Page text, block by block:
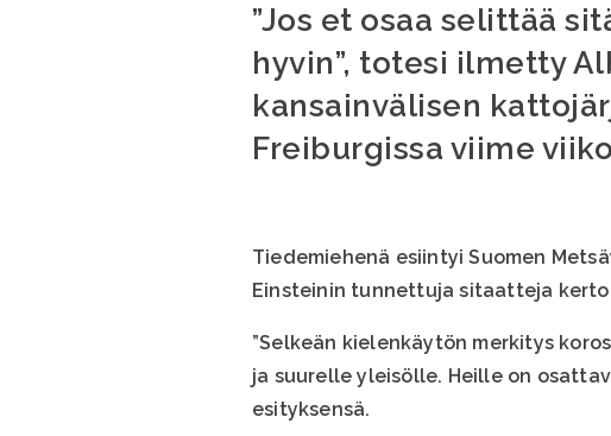
”Jos et osaa selittää
hyvin”, totesi ilmetty
kansainvälisen
Freiburgissa viime
Tiedemiehenä esiintyi Suomen
Einsteinin tunnettuja sitaatteja
”Selkeän kielenkäytön merkitys
ja suurelle yleisölle. Heille on
esityksensä.